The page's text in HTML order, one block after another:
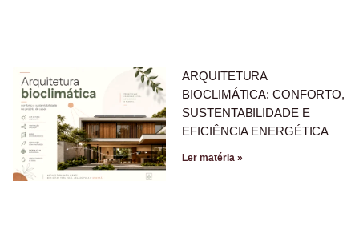
ARQUITETURA
BIOCLIMÁTICA: CONFORTO,
SUSTENTABILIDADE E
EFICIÊNCIA ENERGÉTICA
Ler matéria »